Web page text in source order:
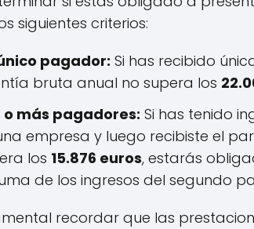
siguientes criterios:
pagador: Si has recibido
bruta anual no supera los
o más pagadores: Si has tenido
empresa y luego recibiste el
los 15.876 euros, estarás
de los ingresos del segundo
recordar que las